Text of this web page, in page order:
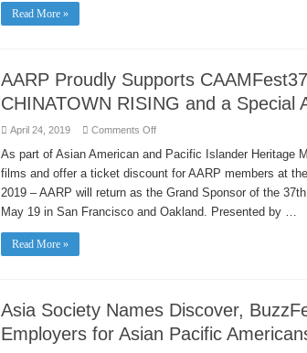
Read More »
AARP Proudly Supports
CHINATOWN RISING and a Special
April 24, 2019 Comments Offon
Proudly
Supports
CAAMFest37
Opening
Night
Film
Discount
As part of Asian American and Pacific Islander Heritage
films and offer a ticket discount for AARP members at
2019 – AARP will return as the Grand Sponsor of the
May 19 in San Francisco and Oakland. Presented by …
Read More »
Asia Society Names Discover,
Employers for Asian Pacific